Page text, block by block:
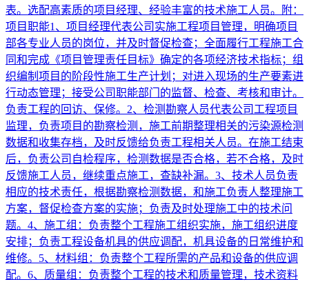
表。选配高素质的项目经理、经验丰富的技术施工人员。附：
项目职能1、项目经理代表公司实施工程项目管理，明确项目
部各专业人员的岗位，并及时督促检查；全面履行工程施工合
同和完成《项目管理责任目标》确定的各项经济技术指标；组
织编制项目的阶段性施工生产计划；对进入现场的生产要素进
行动态管理；接受公司职能部门的监督、检查、考核和审计。
负责工程的回访、保修。2、检测勘察人员代表公司工程项目
监理，负责项目的勘察检测，施工前期整理相关的污染源检测
数据和收集存档，及时反馈给负责工程相关人员。在施工结束
后，负责公司自检程序，检测数据是否合格，若不合格，及时
反馈施工人员，继续重点施工，查缺补漏。3、技术人员负责
相应的技术责任，根据勘察检测数据，和施工负责人整理施工
方案，督促检查方案的实施；负责及时处理施工中的技术问
题。4、施工组：负责整个工程施工组织实施，施工组织进度
安排；负责工程设备机具的供应调配，机具设备的日常维护和
维修。5、材料组：负责整个工程所需的产品和设备的供应调
配。6、质量组：负责整个工程的技术和质量管理，技术资料